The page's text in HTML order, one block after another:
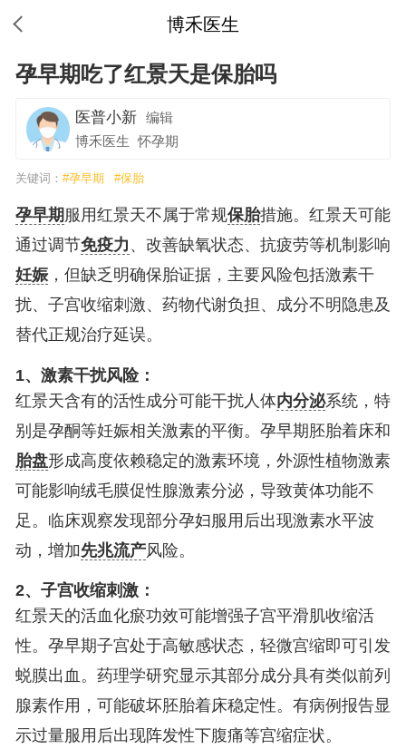
博禾医生
孕早期吃了红景天是保胎吗
医普小新 编辑
博禾医生 怀孕期
关键词： #孕早期 #保胎
孕早期 服用红景天不属于常规保胎措施。红景天可能
通过调节免疫力 、改善缺氧状态、抗疲劳等机制影响
妊娠，但缺乏明确保胎证据，主要风险包括激素干
扰、子宫收缩刺激、药物代谢负担、成分不明隐患及
替代正规治疗延误。
1、激素干扰风险：
红景天含有的活性成分可能干扰人体内分泌系统，特
别是孕酮等妊娠相关激素的平衡。孕早期胚胎着床和
胎盘形成高度依赖稳定的激素环境，外源性植物激素
可能影响绒毛膜促性腺激素分泌，导致黄体功能不
足。临床观察发现部分孕妇服用后出现激素水平波
动，增加先兆流产风险。
2、子宫收缩刺激：
红景天的活血化瘀功效可能增强子宫平滑肌收缩活
性。孕早期子宫处于高敏感状态，轻微宫缩即可引发
蜕膜出血。药理学研究显示其部分成分具有类似前列
腺素作用，可能破坏胚胎着床稳定性。有病例报告显
示过量服用后出现阵发性下腹痛等宫缩症状。